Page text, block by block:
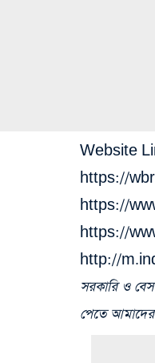
Website
https://
https://
https://
http://
সরকারি ও
পেতে আমাদের